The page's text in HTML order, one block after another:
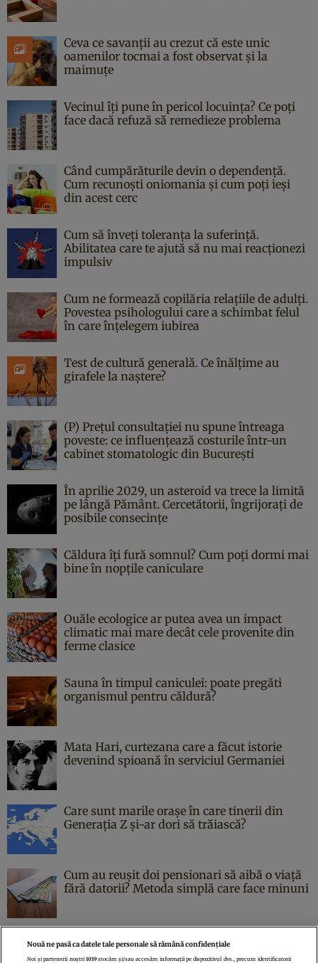
Ceva ce savanții au crezut că este unic
oamenilor tocmai a fost observat și la
maimuțe
Vecinul îți pune în pericol locuința? Ce poți
face dacă refuză să remedieze problema
Când cumpărăturile devin o dependență.
Cum recunoști oniomania și cum poți ieși
din acest cerc
Cum să înveți toleranța la suferință.
Abilitatea care te ajută să nu mai reacționezi
impulsiv
Cum ne formează copilăria relațiile de adulți.
Povestea psihologului care a schimbat felul
în care înțelegem iubirea
Test de cultură generală. Ce înălțime au
girafele la naștere?
(P) Prețul consultației nu spune întreaga
poveste: ce influențează costurile într-un
cabinet stomatologic din București
În aprilie 2029, un asteroid va trece la limită
pe lângă Pământ. Cercetătorii, îngrijorați de
posibile consecințe
Căldura îți fură somnul? Cum poți dormi mai
bine în nopțile caniculare
Ouăle ecologice ar putea avea un impact
climatic mai mare decât cele provenite din
ferme clasice
Sauna în timpul caniculei: poate pregăti
organismul pentru căldură?
Mata Hari, curtezana care a făcut istorie
devenind spioană în serviciul Germaniei
Care sunt marile orașe în care tinerii din
Generația Z și-ar dori să trăiască?
Cum au reușit doi pensionari să aibă o viață
fără datorii? Metoda simplă care face minuni
Nouă ne pasă ca datele tale personale să rămână confidențiale
Noi și partenerii noștri1019 stocăm și/sau accesăm informații pe dispozitivul dvs., precum identificatorii